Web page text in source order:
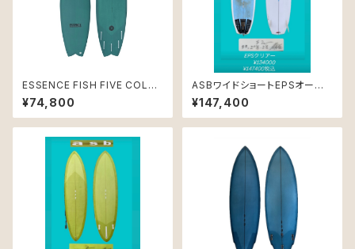
ESSENCE FISH FIVE COLO
R 6'2｜フィッシュボード
¥74,800
ASBワイドショートEPSオーダ
ーメイド制
¥147,400